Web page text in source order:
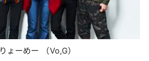
りょーめー （Vo,G）